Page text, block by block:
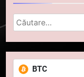
Caută
după:
BTC